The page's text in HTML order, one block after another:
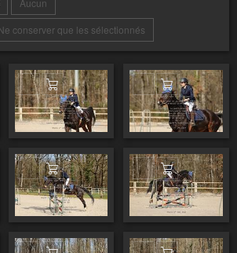
conserver que les sélectionnés
Ajouter au panier Ajouter au
Ajouter au panier Ajouter au